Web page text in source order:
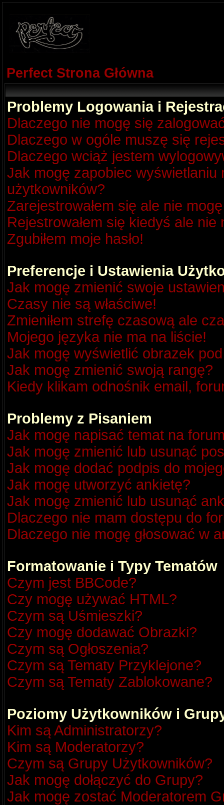
Perfect Strona Główna
Problemy Logowania i
Dlaczego nie mogę się
Dlaczego w ogóle muszę się
Dlaczego wciąż jestem
Jak mogę zapobiec
użytkowników?
Zarejestrowałem się ale nie
Rejestrowałem się kiedyś ale
Zgubiłem moje hasło!
Preferencje i Ustawienia
Jak mogę zmienić swoje
Czasy nie są właściwe!
Zmieniłem strefę czasową ale
Mojego języka nie ma na liście!
Jak mogę wyświetlić obrazek
Jak mogę zmienić swoją rangę?
Kiedy klikam odnośnik email,
Problemy z Pisaniem
Jak mogę napisać temat na
Jak mogę zmienić lub usunąć
Jak mogę dodać podpis do
Jak mogę utworzyć ankietę?
Jak mogę zmienić lub usunąć
Dlaczego nie mam dostępu do
Dlaczego nie mogę głosować w
Formatowanie i Typy Tematów
Czym jest BBCode?
Czy mogę używać HTML?
Czym są Uśmieszki?
Czy mogę dodawać Obrazki?
Czym są Ogłoszenia?
Czym są Tematy Przyklejone?
Czym są Tematy Zablokowane?
Poziomy Użytkowników i
Kim są Administratorzy?
Kim są Moderatorzy?
Czym są Grupy Użytkowników?
Jak mogę dołączyć do Grupy?
Jak mogę zostać Moderatorem